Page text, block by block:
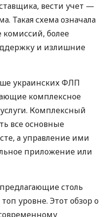
вести учет —
Такая схема означала
комиссий, более
и излишние
украинских ФЛП
комплексное
Комплексный
все основные
а управление ими
приложение или
столь
уровне. Этот обзор о